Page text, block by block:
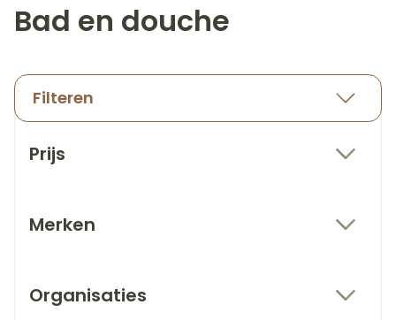
Bad en douche
Filteren
Prijs
Merken
Organisaties